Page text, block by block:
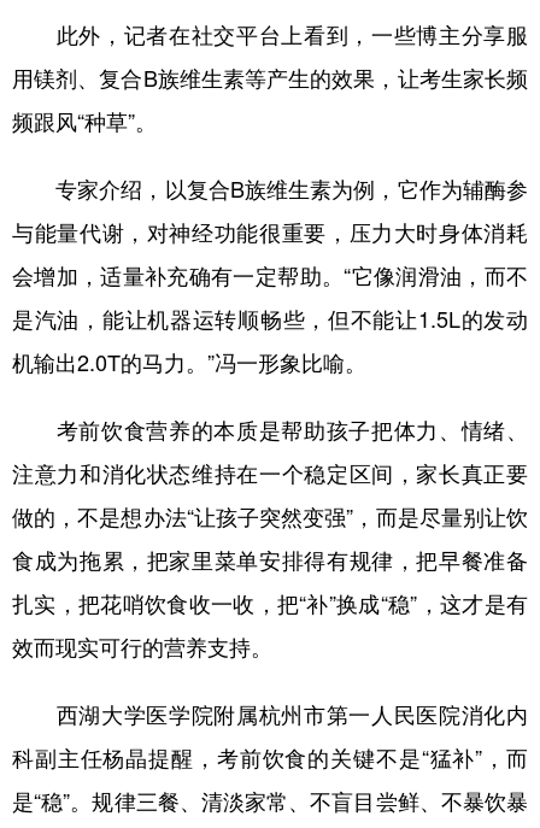
此外，记者在社交平台上看到，一些博主分享服
用镁剂、复合B族维生素等产生的效果，让考生家长频
频跟风“种草”。
专家介绍，以复合B族维生素为例，它作为辅酶参
与能量代谢，对神经功能很重要，压力大时身体消耗
会增加，适量补充确有一定帮助。“它像润滑油，而不
是汽油，能让机器运转顺畅些，但不能让1.5L的发动
机输出2.0T的马力。”冯一形象比喻。
考前饮食营养的本质是帮助孩子把体力、情绪、
注意力和消化状态维持在一个稳定区间，家长真正要
做的，不是想办法“让孩子突然变强”，而是尽量别让饮
食成为拖累，把家里菜单安排得有规律，把早餐准备
扎实，把花哨饮食收一收，把“补”换成“稳”，这才是有
效而现实可行的营养支持。
西湖大学医学院附属杭州市第一人民医院消化内
科副主任杨晶提醒，考前饮食的关键不是“猛补”，而
是“稳”。规律三餐、清淡家常、不盲目尝鲜、不暴饮暴